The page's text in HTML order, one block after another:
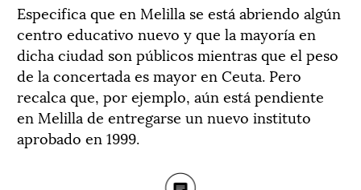
Especifica que en Melilla se está abriendo algún
centro educativo nuevo y que la mayoría en
dicha ciudad son públicos mientras que el peso
de la concertada es mayor en Ceuta. Pero
recalca que, por ejemplo, aún está pendiente
en Melilla de entregarse un nuevo instituto
aprobado en 1999.